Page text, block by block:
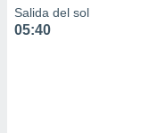
Salida del sol
05:40